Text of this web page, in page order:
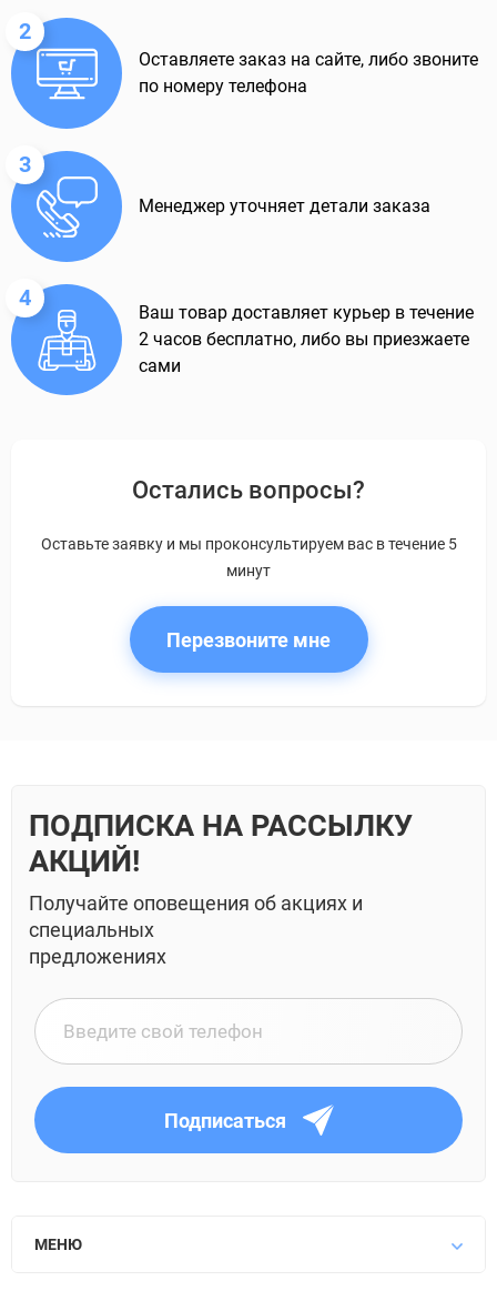
2
Оставляете заказ на сайте, либо звоните
по номеру телефона
3
Менеджер уточняет детали заказа
4
Ваш товар доставляет курьер в течение
2 часов бесплатно, либо вы приезжаете
сами
Остались вопросы?
Оставьте заявку и мы проконсультируем вас в течение 5
минут
Перезвоните мне
ПОДПИСКА НА РАССЫЛКУ
АКЦИЙ!
Получайте оповещения об акциях и
специальных
предложениях
Подписаться
МЕНЮ